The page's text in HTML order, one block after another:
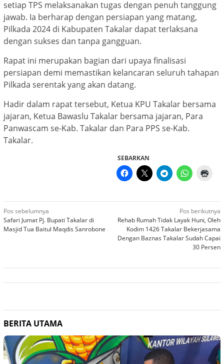
setiap TPS melaksanakan tugas dengan penuh tanggung
jawab. Ia berharap dengan persiapan yang matang,
Pilkada 2024 di Kabupaten Takalar dapat terlaksana
dengan sukses dan tanpa gangguan.
Rapat ini merupakan bagian dari upaya finalisasi
persiapan demi memastikan kelancaran seluruh tahapan
Pilkada serentak yang akan datang.
Hadir dalam rapat tersebut, Ketua KPU Takalar bersama
jajaran, Ketua Bawaslu Takalar bersama jajaran, Para
Panwascam se-Kab. Takalar dan Para PPS se-Kab.
Takalar.
SEBARKAN
Navigasi
pos
Pos sebelumnya
Safari Jumat Pj. Bupati Takalar di
Masjid Tua Baitul Maqdis Sanrobone
Pos berikutnya
Rehab Rumah Tidak Layak Huni, Oleh
Kodim 1426 Takalar Bekerjasama
Dengan Baznas Takalar Sudah Capai
30 Persen
BERITA UTAMA